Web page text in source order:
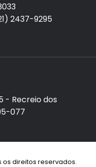
2437-9295
- Recreio dos
077
os direitos reservados.